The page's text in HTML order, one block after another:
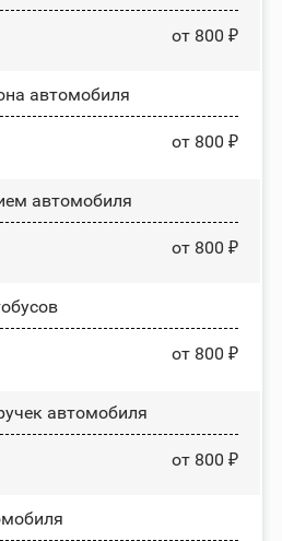
от 800 ₽
автомобиля
от 800 ₽
автомобиля
от 800 ₽
от 800 ₽
автомобиля
от 800 ₽